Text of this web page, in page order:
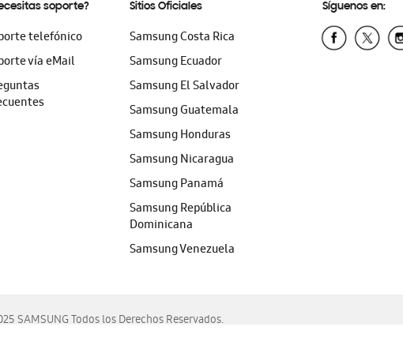
soporte?
telefónico
vía eMail
Sitios Oficiales
Samsung Costa Rica
Samsung Ecuador
Samsung El Salvador
Samsung Guatemala
Samsung Honduras
Samsung Nicaragua
Samsung Panamá
Samsung República
Dominicana
Samsung Venezuela
Síguenos en:
SAMSUNG Todos los Derechos Reservados.